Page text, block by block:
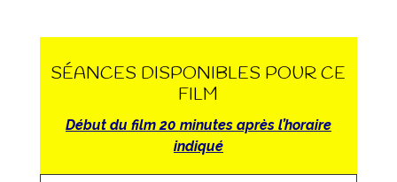
SÉANCES DISPONIBLES POUR CE
FILM
Début du film 20 minutes après l’horaire
indiqué